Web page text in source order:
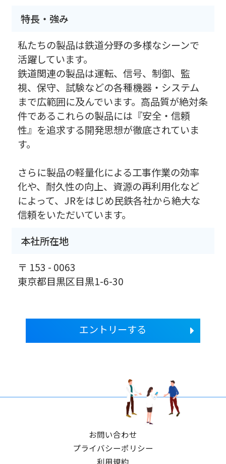
特長・強み
私たちの製品は鉄道分野の多様なシーンで
活躍しています。
鉄道関連の製品は運転、信号、制御、監
視、保守、試験などの各種機器・システム
まで広範囲に及んでいます。高品質が絶対条
件であるこれらの製品には『安全・信頼
性』を追求する開発思想が徹底されていま
す。
さらに製品の軽量化による工事作業の効率
化や、耐久性の向上、資源の再利用化など
によって、JRをはじめ民鉄各社から絶大な
信頼をいただいています。
本社所在地
〒 153 - 0063
東京都目黒区目黒1-6-30
エントリーする
お問い合わせ
プライバシーポリシー
利用規約